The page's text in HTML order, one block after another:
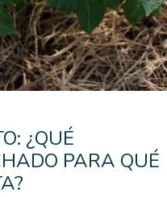
¿QUÉ
PARA QUÉ